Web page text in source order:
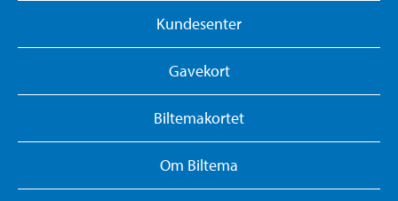
Kundesenter
Gavekort
Biltemakortet
Om Biltema